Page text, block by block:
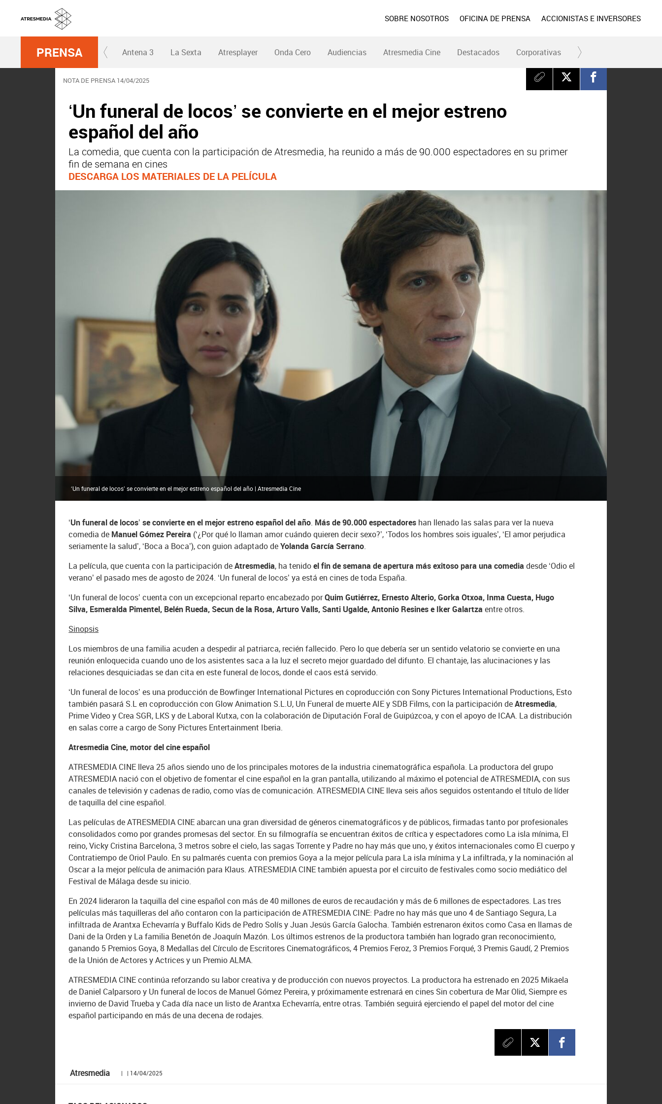
SOBRE NOSOTROS OFICINA DE PRENSA ACCIONISTAS E INVERSORES
PRENSA Antena 3 La Sexta Atresplayer Onda Cero Audiencias Atresmedia Cine Destacados Corporativas RC y Fundación
NOTA DE PRENSA 14/04/2025
‘Un funeral de locos’ se convierte en el mejor estreno
español del año
La comedia, que cuenta con la participación de Atresmedia, ha reunido a más de 90.000 espectadores en su primer
fin de semana en cines
DESCARGA LOS MATERIALES DE LA PELÍCULA
‘Un funeral de locos’ se convierte en el mejor estreno español del año | Atresmedia Cine
‘Un funeral de locos’ se convierte en el mejor estreno español del año. Más de 90.000 espectadores han llenado las salas para ver la nueva
comedia de Manuel Gómez Pereira (‘¿Por qué lo llaman amor cuándo quieren decir sexo?’, ‘Todos los hombres sois iguales’, ‘El amor perjudica
seriamente la salud’, ‘Boca a Boca’), con guion adaptado deYolanda García Serrano.
La película, que cuenta con la participación deAtresmedia, ha tenidoel fin de semana de apertura más exitoso para una comedia desde ‘Odio el
verano’ el pasado mes de agosto de 2024. ‘Un funeral de locos’ ya está en cines de toda España.
‘Un funeral de locos’ cuenta con un excepcional reparto encabezado porQuim Gutiérrez, Ernesto Alterio, Gorka Otxoa, Inma Cuesta, Hugo
Silva, Esmeralda Pimentel, Belén Rueda, Secun de la Rosa, Arturo Valls, Santi Ugalde, Antonio Resines e Iker Galartza entre otros.
Sinopsis
Los miembros de una familia acuden a despedir al patriarca, recién fallecido. Pero lo que debería ser un sentido velatorio se convierte en una
reunión enloquecida cuando uno de los asistentes saca a la luz el secreto mejor guardado del difunto. El chantaje, las alucinaciones y las
relaciones desquiciadas se dan cita en este funeral de locos, donde el caos está servido.
‘Un funeral de locos’ es una producción de Bowfinger International Pictures en coproducción con Sony Pictures International Productions, Esto
también pasará S.L en coproducción con Glow Animation S.L.U, Un Funeral de muerte AIE y SDB Films, con la participación deAtresmedia,
Prime Video y Crea SGR, LKS y de Laboral Kutxa, con la colaboración de Diputación Foral de Guipúzcoa, y con el apoyo de ICAA. La distribución
en salas corre a cargo de Sony Pictures Entertainment Iberia.
Atresmedia Cine, motor del cine español
ATRESMEDIA CINE lleva 25 años siendo uno de los principales motores de la industria cinematográfica española. La productora del grupo
ATRESMEDIA nació con el objetivo de fomentar el cine español en la gran pantalla, utilizando al máximo el potencial de ATRESMEDIA, con sus
canales de televisión y cadenas de radio, como vías de comunicación. ATRESMEDIA CINE lleva seis años seguidos ostentando el título de líder
de taquilla del cine español.
Las películas de ATRESMEDIA CINE abarcan una gran diversidad de géneros cinematográficos y de públicos, firmadas tanto por profesionales
consolidados como por grandes promesas del sector. En su filmografía se encuentran éxitos de crítica y espectadores como La isla mínima, El
reino, Vicky Cristina Barcelona, 3 metros sobre el cielo, las sagas Torrente y Padre no hay más que uno, y éxitos internacionales como El cuerpo y
Contratiempo de Oriol Paulo. En su palmarés cuenta con premios Goya a la mejor película para La isla mínima y La infiltrada, y la nominación al
Oscar a la mejor película de animación para Klaus. ATRESMEDIA CINE también apuesta por el circuito de festivales como socio mediático del
Festival de Málaga desde su inicio.
En 2024 lideraron la taquilla del cine español con más de 40 millones de euros de recaudación y más de 6 millones de espectadores. Las tres
películas más taquilleras del año contaron con la participación de ATRESMEDIA CINE: Padre no hay más que uno 4 de Santiago Segura, La
infiltrada de Arantxa Echevarría y Buffalo Kids de Pedro Solís y Juan Jesús García Galocha. También estrenaron éxitos como Casa en llamas de
Dani de la Orden y La familia Benetón de Joaquín Mazón. Los últimos estrenos de la productora también han logrado gran reconocimiento,
ganando 5 Premios Goya, 8 Medallas del Círculo de Escritores Cinematográficos, 4 Premios Feroz, 3 Premios Forqué, 3 Premis Gaudí, 2 Premios
de la Unión de Actores y Actrices y un Premio ALMA.
ATRESMEDIA CINE continúa reforzando su labor creativa y de producción con nuevos proyectos. La productora ha estrenado en 2025 Mikaela
de Daniel Calparsoro y Un funeral de locos de Manuel Gómez Pereira, y próximamente estrenará en cines Sin cobertura de Mar Olid, Siempre es
invierno de David Trueba y Cada día nace un listo de Arantxa Echevarría, entre otras. También seguirá ejerciendo el papel del motor del cine
español participando en más de una decena de rodajes.
Atresmedia | | 14/04/2025